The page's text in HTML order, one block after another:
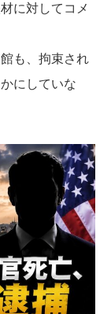
に対してコメ
も、拘束され
にしていな